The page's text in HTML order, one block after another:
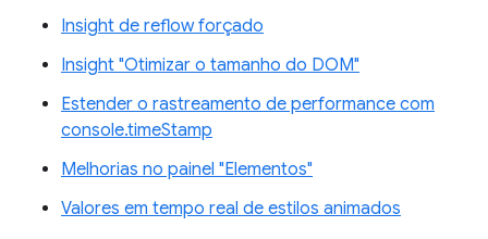
Insight de reflow forçado
Insight "Otimizar o tamanho do DOM"
Estender o rastreamento de performance com
console.timeStamp
Melhorias no painel "Elementos"
Valores em tempo real de estilos animados